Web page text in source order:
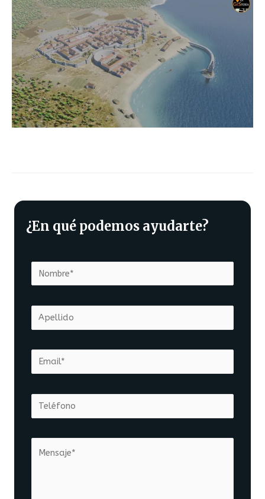
¿En qué podemos ayudarte?